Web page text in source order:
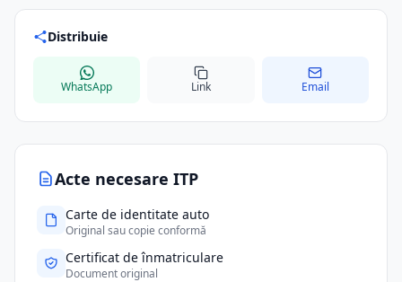
Acte necesare ITP
Carte de identitate auto
Original sau copie conformă
Certificat de înmatriculare
Document original
Distribuie
WhatsApp Link Email